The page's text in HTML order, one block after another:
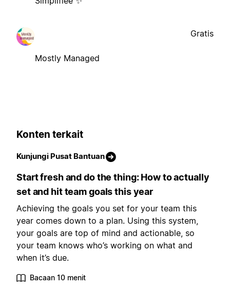
Mostly Managed
Gratis
Konten terkait
Kunjungi Pusat Bantuan
Start fresh and do the thing: How to actually
set and hit team goals this year
Achieving the goals you set for your team this
year comes down to a plan. Using this system,
your goals are top of mind and actionable, so
your team knows who’s working on what and
when it’s due.
Bacaan 10 menit